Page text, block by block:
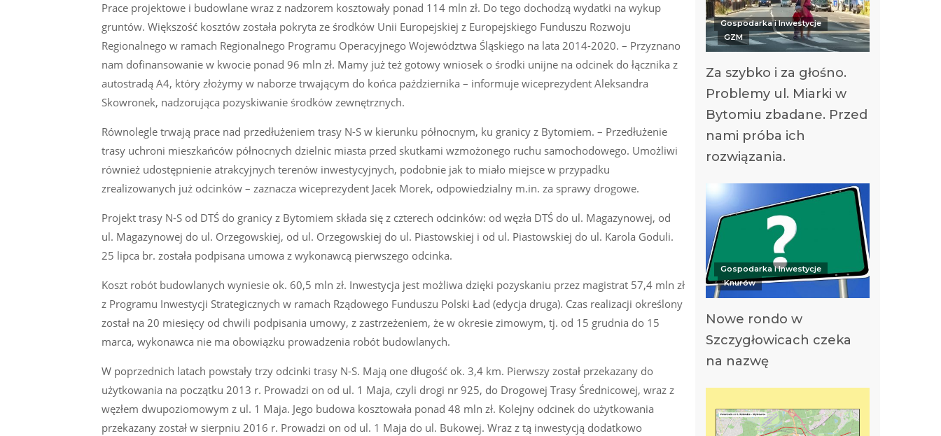
Prace projektowe i budowlane wraz z nadzorem kosztowały ponad 114 mln zł. Do tego dochodzą wydatki na wykup
gruntów. Większość kosztów została pokryta ze środków Unii Europejskiej z Europejskiego Funduszu Rozwoju
Regionalnego w ramach Regionalnego Programu Operacyjnego Województwa Śląskiego na lata 2014-2020. – Przyznano
nam dofinansowanie w kwocie ponad 96 mln zł. Mamy już też gotowy wniosek o środki unijne na odcinek do łącznika z
autostradą A4, który złożymy w naborze trwającym do końca października – informuje wiceprezydent Aleksandra
Skowronek, nadzorująca pozyskiwanie środków zewnętrznych.
Równolegle trwają prace nad przedłużeniem trasy N-S w kierunku północnym, ku granicy z Bytomiem. – Przedłużenie
trasy uchroni mieszkańców północnych dzielnic miasta przed skutkami wzmożonego ruchu samochodowego. Umożliwi
również udostępnienie atrakcyjnych terenów inwestycyjnych, podobnie jak to miało miejsce w przypadku
zrealizowanych już odcinków – zaznacza wiceprezydent Jacek Morek, odpowiedzialny m.in. za sprawy drogowe.
Projekt trasy N-S od DTŚ do granicy z Bytomiem składa się z czterech odcinków: od węzła DTŚ do ul. Magazynowej, od
ul. Magazynowej do ul. Orzegowskiej, od ul. Orzegowskiej do ul. Piastowskiej i od ul. Piastowskiej do ul. Karola Goduli.
25 lipca br. została podpisana umowa z wykonawcą pierwszego odcinka.
Koszt robót budowlanych wyniesie ok. 60,5 mln zł. Inwestycja jest możliwa dzięki pozyskaniu przez magistrat 57,4 mln zł
z Programu Inwestycji Strategicznych w ramach Rządowego Funduszu Polski Ład (edycja druga). Czas realizacji określony
został na 20 miesięcy od chwili podpisania umowy, z zastrzeżeniem, że w okresie zimowym, tj. od 15 grudnia do 15
marca, wykonawca nie ma obowiązku prowadzenia robót budowlanych.
W poprzednich latach powstały trzy odcinki trasy N-S. Mają one długość ok. 3,4 km. Pierwszy został przekazany do
użytkowania na początku 2013 r. Prowadzi on od ul. 1 Maja, czyli drogi nr 925, do Drogowej Trasy Średnicowej, wraz z
węzłem dwupoziomowym z ul. 1 Maja. Jego budowa kosztowała ponad 48 mln zł. Kolejny odcinek do użytkowania
przekazany został w sierpniu 2016 r. Prowadzi on od ul. 1 Maja do ul. Bukowej. Wraz z tą inwestycją dodatkowo
Gospodarka i Inwestycje
GZM
Za szybko i za głośno.
Problemy ul. Miarki w
Bytomiu zbadane. Przed
nami próba ich
rozwiązania.
Gospodarka i Inwestycje
Knurów
Nowe rondo w
Szczygłowicach czeka
na nazwę